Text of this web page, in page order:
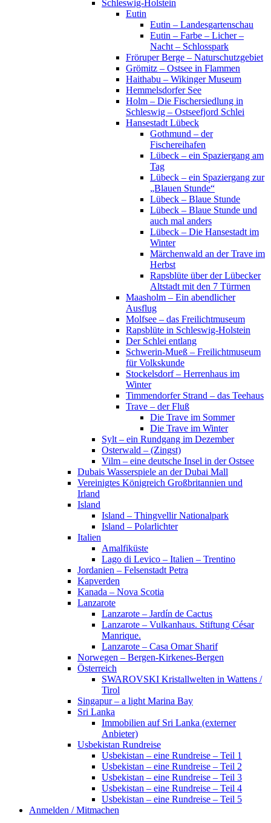
Schleswig-Holstein
Eutin
Eutin – Landesgartenschau
Eutin – Farbe – Licher –
Nacht – Schlosspark
Fröruper Berge – Naturschutzgebiet
Grömitz – Ostsee in Flammen
Haithabu – Wikinger Museum
Hemmelsdorfer See
Holm – Die Fischersiedlung in
Schleswig – Ostseefjord Schlei
Hansestadt Lübeck
Gothmund – der
Fischereihafen
Lübeck – ein Spaziergang am
Tag
Lübeck – ein Spaziergang zur
„Blauen Stunde“
Lübeck – Blaue Stunde
Lübeck – Blaue Stunde und
auch mal anders
Lübeck – Die Hansestadt im
Winter
Märchenwald an der Trave im
Herbst
Rapsblüte über der Lübecker
Altstadt mit den 7 Türmen
Maasholm – Ein abendlicher
Ausflug
Molfsee – das Freilichtmuseum
Rapsblüte in Schleswig-Holstein
Der Schlei entlang
Schwerin-Mueß – Freilichtmuseum
für Volkskunde
Stockelsdorf – Herrenhaus im
Winter
Timmendorfer Strand – das Teehaus
Trave – der Fluß
Die Trave im Sommer
Die Trave im Winter
Sylt – ein Rundgang im Dezember
Osterwald – (Zingst)
Vilm – eine deutsche Insel in der Ostsee
Dubais Wasserspiele an der Dubai Mall
Vereinigtes Königreich Großbritannien und
Irland
Island
Island – Thingvellir Nationalpark
Island – Polarlichter
Italien
Amalfiküste
Lago di Levico – Italien – Trentino
Jordanien – Felsenstadt Petra
Kapverden
Kanada – Nova Scotia
Lanzarote
Lanzarote – Jardín de Cactus
Lanzarote – Vulkanhaus. Stiftung César
Manrique.
Lanzarote – Casa Omar Sharif
Norwegen – Bergen-Kirkenes-Bergen
Österreich
SWAROVSKI Kristallwelten in Wattens /
Tirol
Singapur – a light Marina Bay
Sri Lanka
Immobilien auf Sri Lanka (externer
Anbieter)
Usbekistan Rundreise
Usbekistan – eine Rundreise – Teil 1
Usbekistan – eine Rundreise – Teil 2
Usbekistan – eine Rundreise – Teil 3
Usbekistan – eine Rundreise – Teil 4
Usbekistan – eine Rundreise – Teil 5
Anmelden / Mitmachen